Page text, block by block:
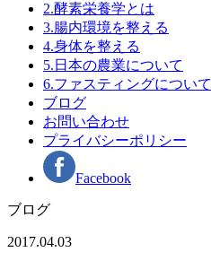
2.酵素栄養学とは
3.腸内環境を整える
4.身体を整える
5.日本の農業について
6.ファスティングについて
ブログ
お問い合わせ
プライバシーポリシー
Facebook
ブログ
2017.04.03